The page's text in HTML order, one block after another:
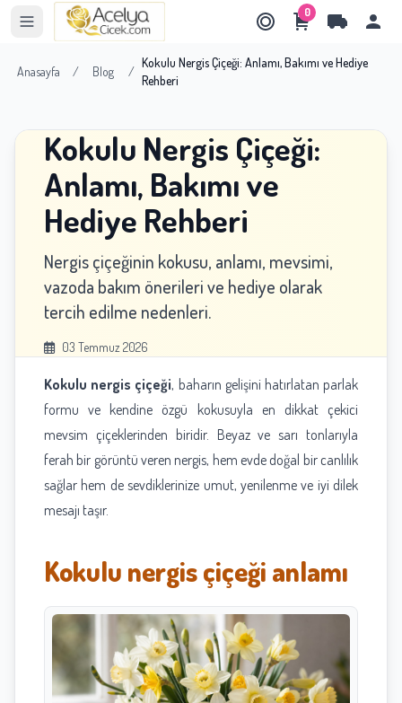
0
Anasayfa / Blog /
Kokulu Nergis Çiçeği: Anlamı, Bakımı ve Hediye
Rehberi
Kokulu Nergis Çiçeği:
Anlamı, Bakımı ve
Hediye Rehberi
Nergis çiçeğinin kokusu, anlamı, mevsimi,
vazoda bakım önerileri ve hediye olarak
tercih edilme nedenleri.
03 Temmuz 2026
Kokulu nergis çiçeği, baharın gelişini hatırlatan parlak
formu ve kendine özgü kokusuyla en dikkat çekici
mevsim çiçeklerinden biridir. Beyaz ve sarı tonlarıyla
ferah bir görüntü veren nergis, hem evde doğal bir canlılık
sağlar hem de sevdiklerinize umut, yenilenme ve iyi dilek
mesajı taşır.
Kokulu nergis çiçeği anlamı